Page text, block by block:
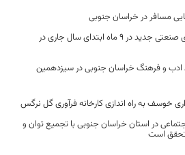
صدور ۳۴ فقره پروانه بهره‌برداری صنعتی جدید در ۹ ماه ابتدای سال جاری در
و فرهنگ خراسان جنوبی در سیزدهمین
خوسف به راه اندازی کارخانه فرآوری گل نرگس
در استان خراسان جنوبی با تجمیع توان و
تحقق است